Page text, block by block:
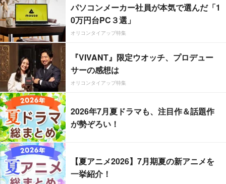
パソコンメーカー社員が本気で選んだ「1
0万円台PC３選」
オリコンタイアップ特集
『VIVANT』限定ウオッチ、プロデュー
サーの感想は
オリコンタイアップ特集
2026年7月夏ドラマも、注目作＆話題作
が勢ぞろい！
【夏アニメ2026】7月期夏の新アニメを
一挙紹介！